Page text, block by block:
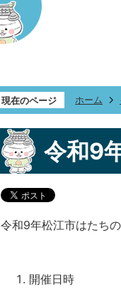
現在のページ ホーム
令和9
令和9年松江市はたち
開催日時